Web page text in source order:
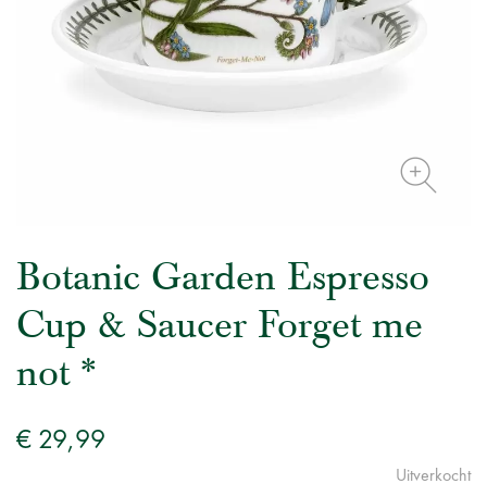
Botanic Garden Espresso
Cup & Saucer Forget me
not *
€ 29,99
Uitverkocht